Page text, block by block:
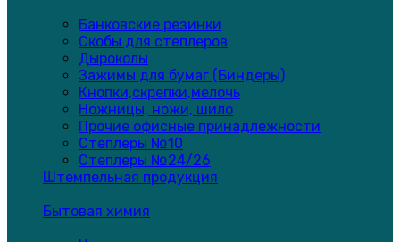
Банковские резинки
Скобы для степлеров
Дыроколы
Зажимы для бумаг (Биндеры)
Кнопки,скрепки,мелочь
Ножницы, ножи, шило
Прочие офисные принадлежности
Степлеры №10
Степлеры №24/26
Штемпельная продукция
Бытовая химия